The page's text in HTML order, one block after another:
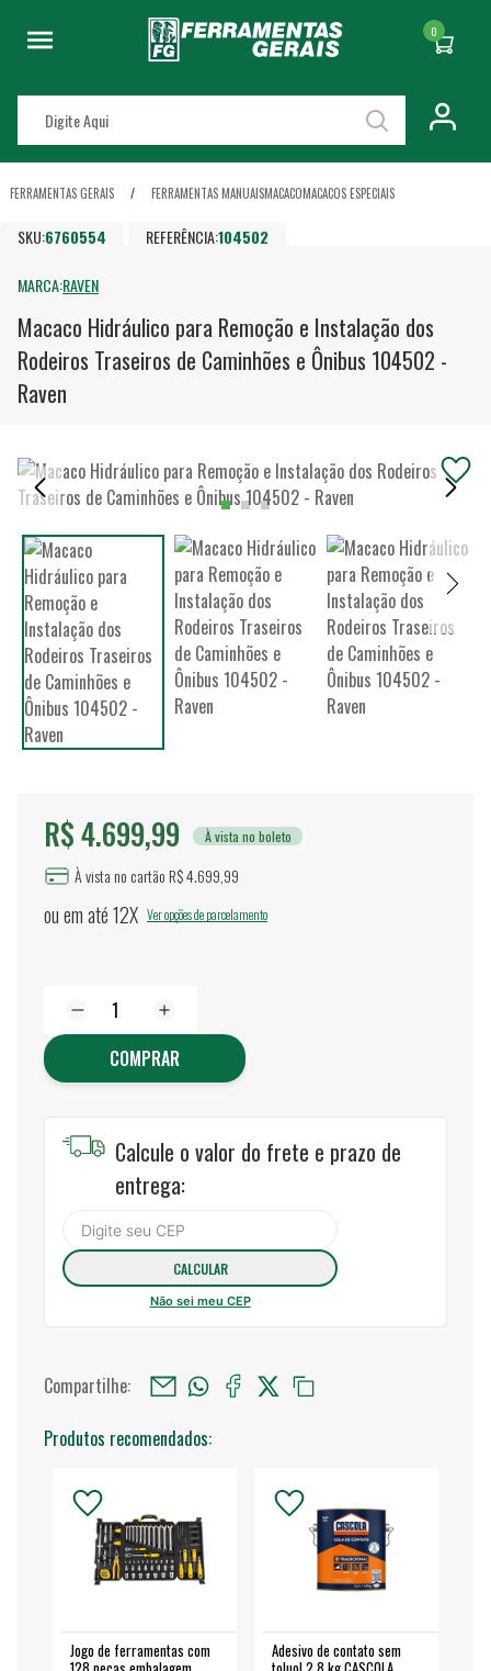
0
FERRAMENTAS GERAIS FERRAMENTAS MANUAISMACACOMACACOS ESPECIAIS
SKU:6760554 REFERÊNCIA:104502
MARCA:RAVEN
Macaco Hidráulico para Remoção e Instalação dos
Rodeiros Traseiros de Caminhões e Ônibus 104502 -
Raven
R$ 4.699,99 À vista no boleto
À vista no cartão R$ 4.699,99
ou em até12X Ver opções de parcelamento
COMPRAR
Calcule o valor do frete e prazo de
entrega:
Não sei meu CEP
Compartilhe:
Produtos recomendados:
Jogo de ferramentas com
Adesivo de contato sem